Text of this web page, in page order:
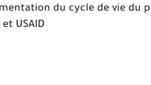
du cycle de vie du
USAID